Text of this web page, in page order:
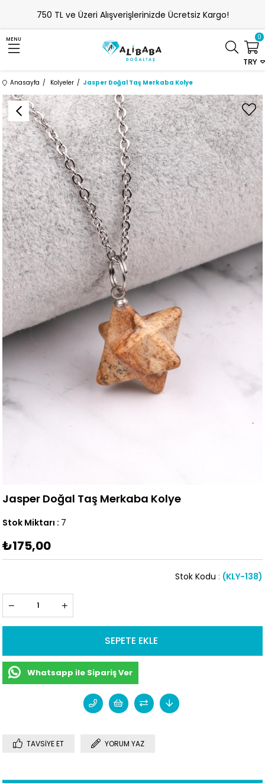
750 TL ve Üzeri Alışverişlerinizde Ücretsiz Kargo!
MENU
TRY
0
Anasayfa Kolyeler Jasper Doğal Taş Merkaba Kolye
Jasper Doğal Taş Merkaba Kolye
Stok Miktarı : 7
₺175,00
(KLY-138)
Stok Kodu
Whatsapp ile Sipariş Ver
TAVSIYE ET YORUM YAZ